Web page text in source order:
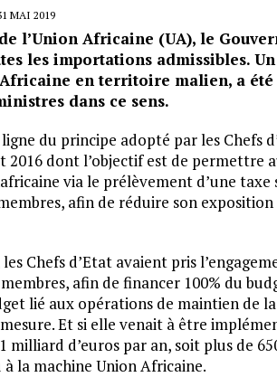
MAI 2019
l’Union Africaine (UA), le
les importations admissibles.
en territoire malien, a
dans ce sens.
du principe adopté par les Chefs
dont l’objectif est de permettre
via le prélèvement d’une
afin de réduire son
Chefs d’Etat avaient pris
afin de financer 100% du
lié aux opérations de maintien de
Et si elle venait à être
milliard d’euros par an, soit plus de
la machine Union Africaine.